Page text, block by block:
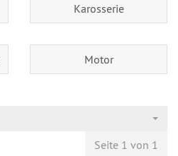
Karosserie
Motor
Seite 1 von 1